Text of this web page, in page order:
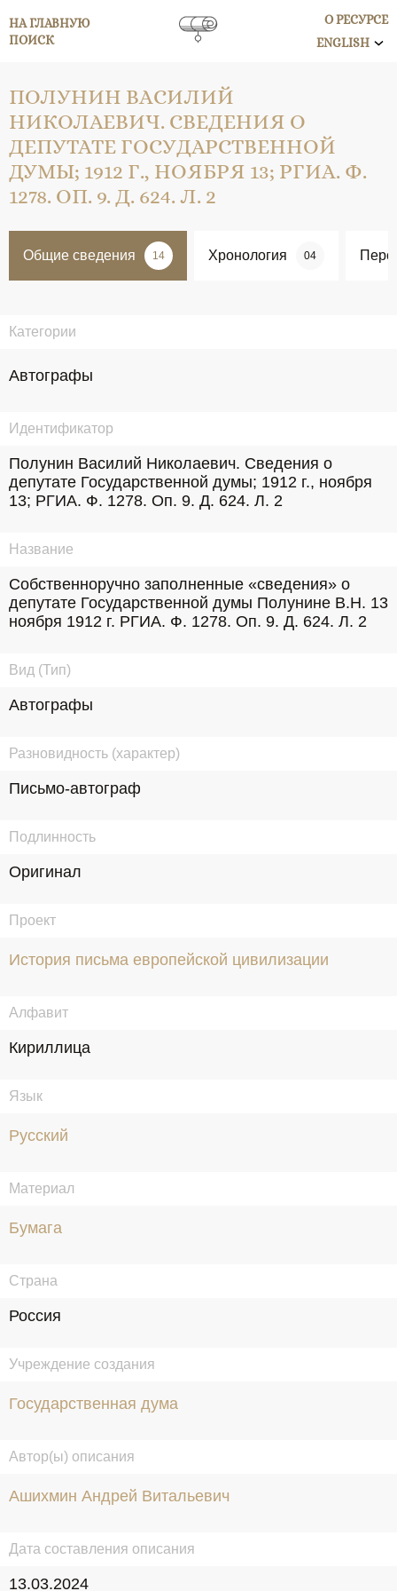
НА ГЛАВНУЮ
ПОИСК
О РЕСУРСЕ
ENGLISH
ПОЛУНИН ВАСИЛИЙ
НИКОЛАЕВИЧ. СВЕДЕНИЯ О
ДЕПУТАТЕ ГОСУДАРСТВЕННОЙ
ДУМЫ; 1912 Г., НОЯБРЯ 13; РГИА. Ф.
1278. ОП. 9. Д. 624. Л. 2
Общие сведения 14 Хронология 04
Категории
Автографы
Идентификатор
Полунин Василий Николаевич. Сведения о
депутате Государственной думы; 1912 г., ноября
13; РГИА. Ф. 1278. Оп. 9. Д. 624. Л. 2
Название
Собственноручно заполненные «сведения» о
депутате Государственной думы Полунине В.Н. 13
ноября 1912 г. РГИА. Ф. 1278. Оп. 9. Д. 624. Л. 2
Вид (Тип)
Автографы
Разновидность (характер)
Письмо-автограф
Подлинность
Оригинал
Проект
История письма европейской цивилизации
Алфавит
Кириллица
Язык
Русский
Материал
Бумага
Страна
Россия
Учреждение создания
Государственная дума
Автор(ы) описания
Ашихмин Андрей Витальевич
Дата составления описания
13.03.2024